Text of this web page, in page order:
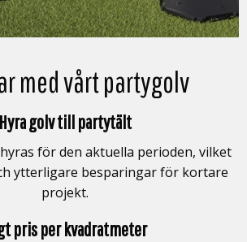
med vårt partygolv
Hyra golv till partytält
för den aktuella perioden, vilket
ytterligare besparingar för kortare
projekt.
pris per kvadratmeter